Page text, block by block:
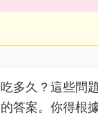
多久？這些問
答案。你得根